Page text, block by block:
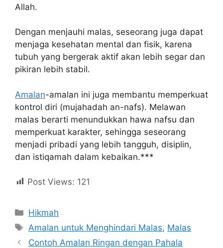
Allah.
Dengan menjauhi malas, seseorang juga dapat
menjaga kesehatan mental dan fisik, karena
tubuh yang bergerak aktif akan lebih segar dan
pikiran lebih stabil.
Amalan-amalan ini juga membantu memperkuat
kontrol diri (mujahadah an-nafs). Melawan
malas berarti menundukkan hawa nafsu dan
memperkuat karakter, sehingga seseorang
menjadi pribadi yang lebih tangguh, disiplin,
dan istiqamah dalam kebaikan.***
Post Views: 121
Hikmah
Amalan untuk Menghindari Malas, Malas
Contoh Amalan Ringan dengan Pahala